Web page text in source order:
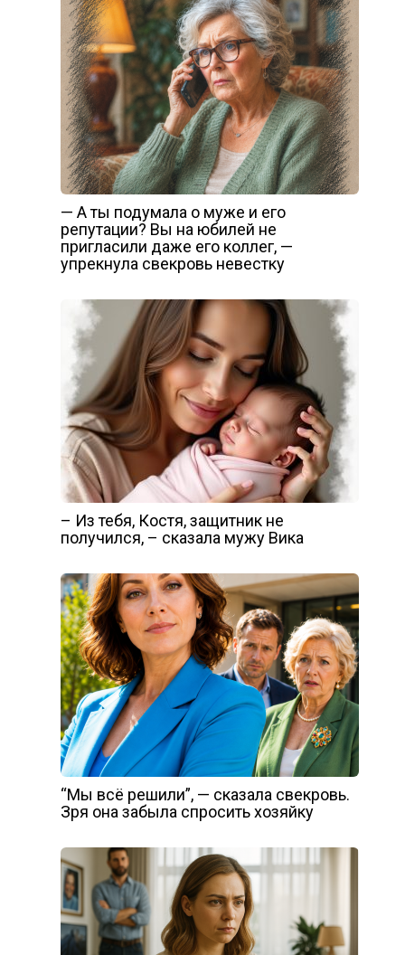
— А ты подумала о муже и его
репутации? Вы на юбилей не
пригласили даже его коллег, —
упрекнула свекровь невестку
– Из тебя, Костя, защитник не
получился, – сказала мужу Вика
“Мы всё решили”, — сказала свекровь.
Зря она забыла спросить хозяйку